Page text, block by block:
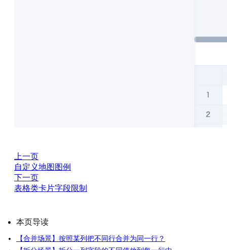
上一页
自定义地图图例
下一页
表格类卡片字段限制
本页导读
【合并场景】按照某列把不同行合并为同一行？